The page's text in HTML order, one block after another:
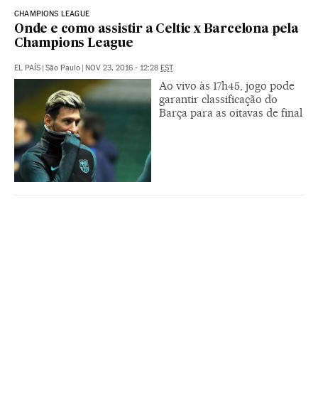
CHAMPIONS LEAGUE
Onde e como assistir a Celtic x Barcelona pela
Champions League
EL PAÍS São Paulo NOV 23, 2016 - 12:28 EST
Ao vivo às 17h45, jogo pode
garantir classificação do
Barça para as oitavas de final